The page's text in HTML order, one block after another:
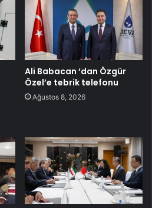
Ali Babacan ‘dan Özgür
Özel’e tebrik telefonu
Ağustos 8, 2026